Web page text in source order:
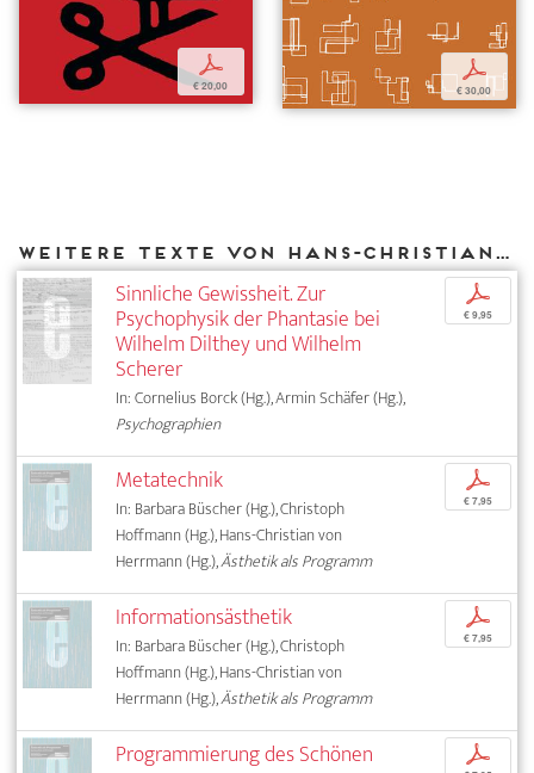
p
€ 20,00
p
€ 30,00
Weitere Texte von Hans-Christian von Herrmann bei DIAPHANES
Sinnliche Gewissheit. Zur
Psychophysik der Phantasie bei
Wilhelm Dilthey und Wilhelm
Scherer
In: Cornelius Borck (Hg.), Armin Schäfer (Hg.),
Psychographien
p
€ 9,95
Metatechnik
In: Barbara Büscher (Hg.), Christoph
Hoffmann (Hg.), Hans-Christian von
Herrmann (Hg.),Ästhetik als Programm
p
€ 7,95
Informationsästhetik
In: Barbara Büscher (Hg.), Christoph
Hoffmann (Hg.), Hans-Christian von
Herrmann (Hg.),Ästhetik als Programm
p
€ 7,95
Programmierung des Schönen p